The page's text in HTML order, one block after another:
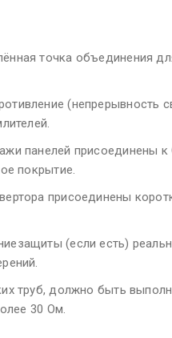
точка объединения
(непрерывность
панелей присоединены
покрытие.
присоединены
(если есть)
труб, должно быть
30 Ом.